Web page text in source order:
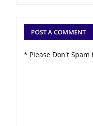
POST A COMMENT
* Please Don't Spam